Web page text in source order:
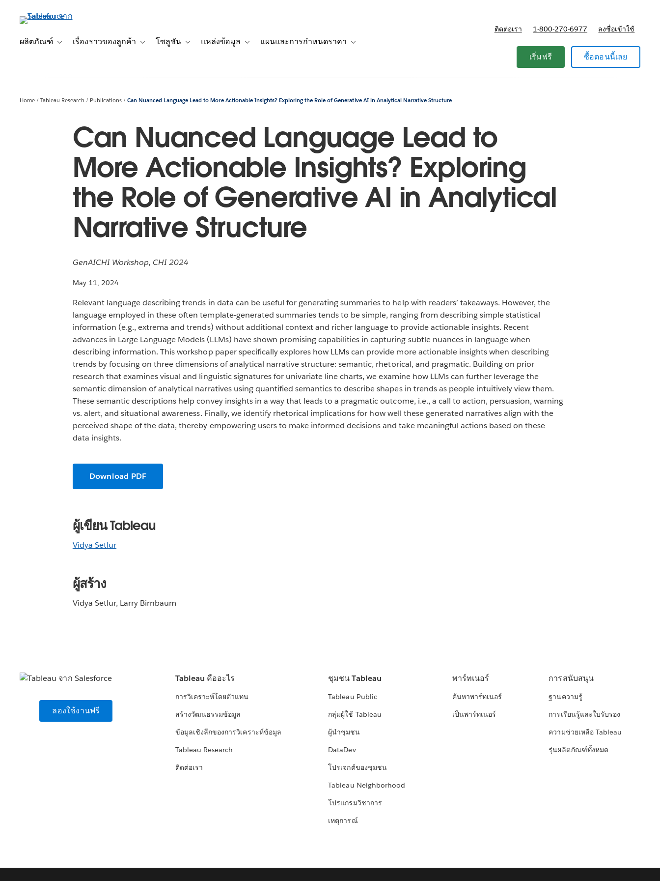
เนื้อหาผลิตภัณฑ์
Toggle sub-navigation for ผลิตภัณฑ์
เรื่องราวของลูกค้า
Toggle sub-navigation for เรื่องราวของลูกค้า
โซลูชัน
Toggle sub-navigation for โซลูชัน
แหล่งข้อมูล แผนและการกำหนดราคา
ติดต่อเรา 1-800-270-6977 ลงชื่อเข้าใช้
เริ่มฟรี ซื้อตอนนี้เลย
Home Tableau Research Publications Can Nuanced Language Lead to More Actionable Insights? Exploring the Role of Generative AI in Analytical Narrative Structure
Can Nuanced Language Lead to
More Actionable Insights? Exploring
the Role of Generative AI in Analytical
Narrative Structure
GenAICHI Workshop, CHI 2024
May 11, 2024
Relevant language describing trends in data can be useful for generating summaries to help with readers’ takeaways. However, the
language employed in these often template-generated summaries tends to be simple, ranging from describing simple statistical
information (e.g., extrema and trends) without additional context and richer language to provide actionable insights. Recent
advances in Large Language Models (LLMs) have shown promising capabilities in capturing subtle nuances in language when
describing information. This workshop paper specifically explores how LLMs can provide more actionable insights when describing
trends by focusing on three dimensions of analytical narrative structure: semantic, rhetorical, and pragmatic. Building on prior
research that examines visual and linguistic signatures for univariate line charts, we examine how LLMs can further leverage the
semantic dimension of analytical narratives using quantified semantics to describe shapes in trends as people intuitively view them.
These semantic descriptions help convey insights in a way that leads to a pragmatic outcome, i.e., a call to action, persuasion, warning
vs. alert, and situational awareness. Finally, we identify rhetorical implications for how well these generated narratives align with the
perceived shape of the data, thereby empowering users to make informed decisions and take meaningful actions based on these
data insights.
Download PDF
ผู้เขียน Tableau
Vidya Setlur
ผู้สร้าง
Vidya Setlur, Larry Birnbaum
ลองใช้งานฟรี
Tableau คืออะไร
การวิเคราะห์โดยตัวแทน
สร้างวัฒนธรรมข้อมูล
ข้อมูลเชิงลึกของการวิเคราะห์ข้อมูล
Tableau Research
ติดต่อเรา
ชุมชน Tableau
Tableau Public
กลุ่มผู้ใช้ Tableau
ผู้นำชุมชน
DataDev
โปรเจกต์ของชุมชน
Tableau Neighborhood
โปรแกรมวิชาการ
เหตุการณ์
พาร์ทเนอร์
ค้นหาพาร์ทเนอร์
เป็นพาร์ทเนอร์
การสนับสนุน
ฐานความรู้
การเรียนรู้และใบรับรอง
ความช่วยเหลือ Tableau
รุ่นผลิตภัณฑ์ทั้งหมด